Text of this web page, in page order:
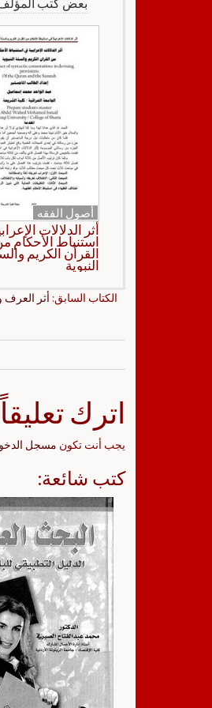
بعض كتب
أصول الفقه
أثر الدلالات
استنباط الأحكام
القرآن الكريم
النبوية
الكتاب السابق: أثر العرف
اترك تعليقاً
يجب أنت تكون مسجل
كتب شائعة: